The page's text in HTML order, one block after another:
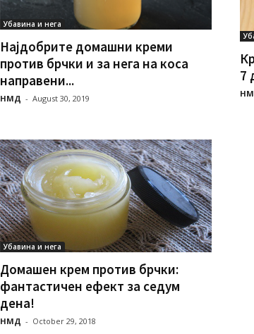
Убавина и нега
Најдобрите домашни креми
против брчки и за нега на коса
направени...
НМД - August 30, 2019
7
Убавина и нега
Домашен крем против брчки:
фантастичен ефект за седум
дена!
НМД - October 29, 2018